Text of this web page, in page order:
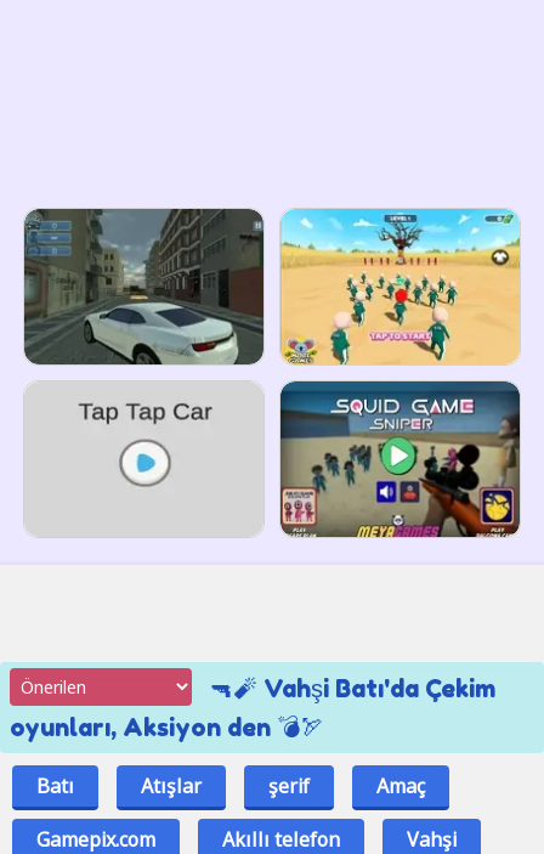
🔫🧨 Vahşi Batı'da Çekim
oyunları, Aksiyon den 💣🏹
Batı Atışlar şerif
Amaç
Gamepix.com
Akıllı telefon Vahşi